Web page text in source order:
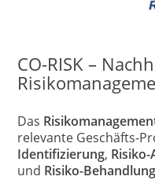
CO-RISK –
Das
relevante Geschäfts-
Identifizierung,
und Risiko-Behandlung